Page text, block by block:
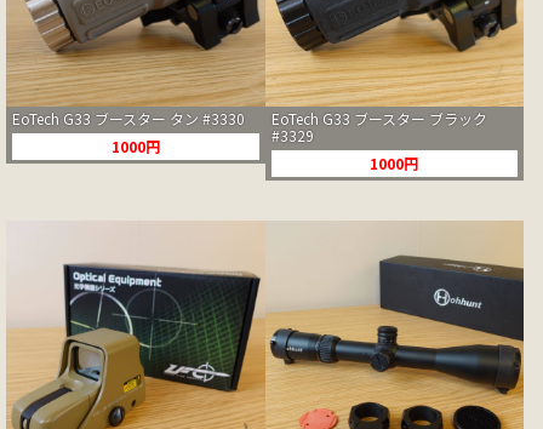
EoTech G33 ブースター タン #3330
1000円
EoTech G33 ブースター ブラック
#3329
1000円